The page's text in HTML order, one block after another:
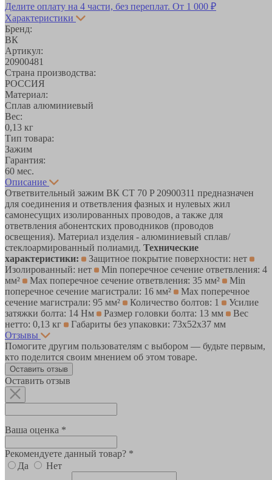
Делите оплату на 4 части, без переплат. От 1 000 ₽
Характеристики
Бренд:
ВК
Артикул:
20900481
Страна производства:
РОССИЯ
Материал:
Сплав алюминиевый
Вес:
0,13 кг
Тип товара:
Зажим
Гарантия:
60 мес.
Описание
Ответвительный зажим ВК CT 70 P 20900311 предназначен
для соединения и ответвления фазных и нулевых жил
самонесущих изолированных проводов, а также для
ответвления абонентских проводников (проводов
освещения). Материал изделия - алюминиевый сплав/
стеклоармированный полиамид. Технические
характеристики:
Защитное покрытие поверхности: нет
Изолированный: нет
Min поперечное сечение ответвления: 4
мм²
Мах поперечное сечение ответвления: 35 мм²
Min
поперечное сечение магистрали: 16 мм²
Мах поперечное
сечение магистрали: 95 мм²
Количество болтов: 1
Усилие
затяжки болта: 14 Нм
Размер головки болта: 13 мм
Вес
нетто: 0,13 кг
Габариты без упаковки: 73х52х37 мм
Отзывы
Помогите другим пользователям с выбором — будьте первым,
кто поделится своим мнением об этом товаре.
Оставить отзыв
Оставить отзыв
Ваша оценка *
Рекомендуете данный товар? *
Да
Нет